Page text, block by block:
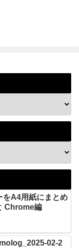
をA4用紙にまとめ
Chrome編
02-2